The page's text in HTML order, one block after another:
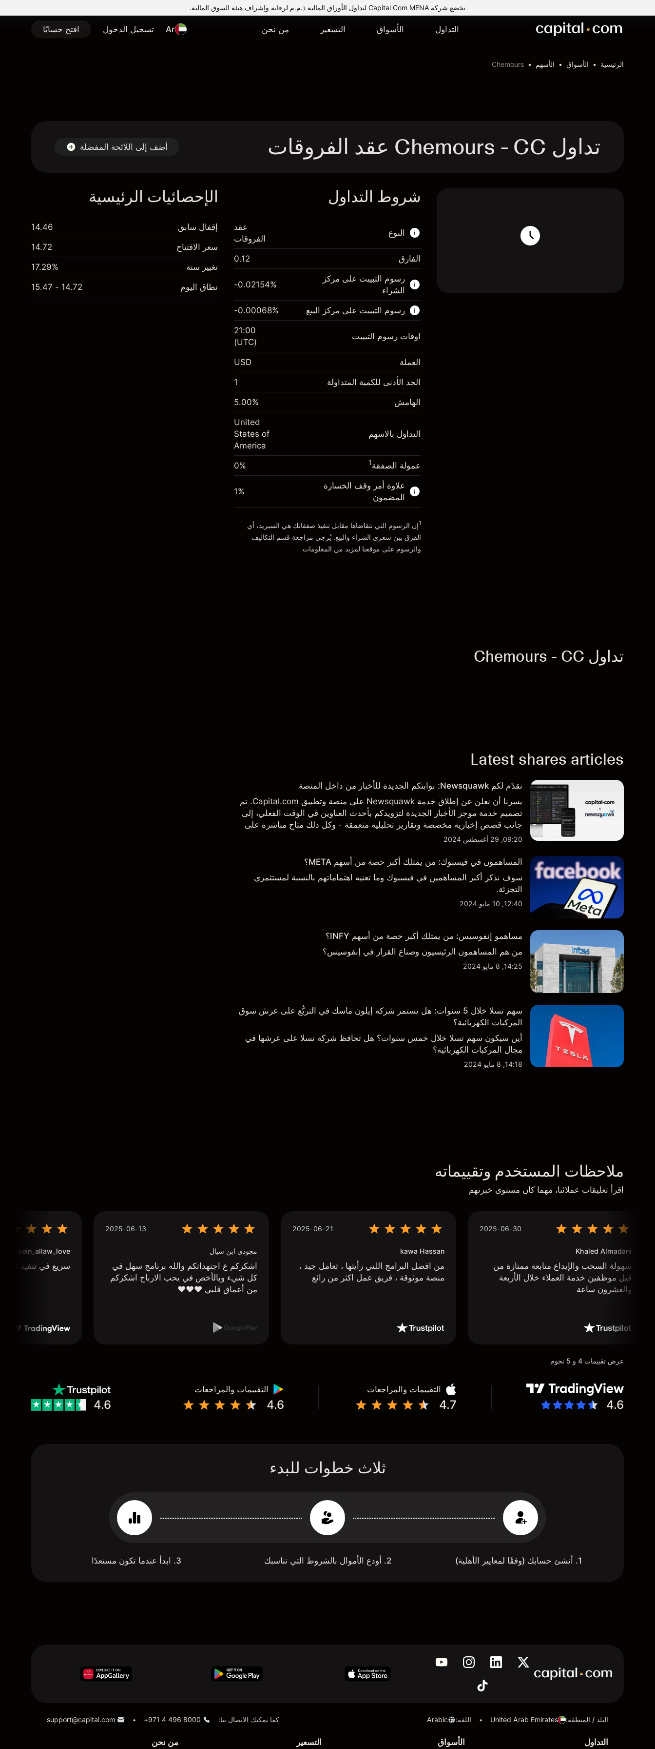
تخضع شركة Capital Com MENA لتداول الأوراق المالية ذ.م.م لرقابة وإشراف هيئة السوق المالية.
التداول الأسواق التسعير من نحن Ar تسجيل الدخول افتح حسابًا
الرئيسية الأسواق الأسهم Chemours
تداول Chemours - CC عقد الفروقات أضف إلى اللائحة المفضلة
شروط التداول
النوع
هذا السوق المالي متاح للتداول من خلال عقود
الفروقات.
اعرف المزيد عن:
عقود الفروقات
عقد
الفروقات
الفارق 0.12
رسوم التبييت على مركز
الشراء
$1,000.00
رسم المبيت
-0.02154
(-$4.31)
الذهاب إلى المنصة
-0.02154%
رسوم التبييت على مركز البيع
الهامش. استثمارك $1,000.00
رسم المبيت
-0.000682
(-$0.14)
حجم التداول مع الرافعة المالية ~ $
الذهاب إلى المنصة
-0.00068%
اوقات رسوم التبييت
21:00
(UTC)
العملة USD
الحد الأدنى للكمية المتداولة 1
الهامش 5.00%
التداول بالاسهم
United
States of
America
عمولة الصفقة1
0%
علاوة أمر وقف الخسارة
المضمون
1%
1إن الرسوم التي نتقاضاها مقابل تنفيذ صفقاتك هي السبريد، أي
الفرق بين سعري الشراء والبيع. يُرجى مراجعة قسم التكاليف
والرسوم على موقعنا لمزيد من المعلومات
الإحصائيات الرئيسية
إقفال سابق 14.46
سعر الافتتاح 14.72
تغيير سنة 17.29%
نطاق اليوم 14.72 - 15.47
تداول Chemours - CC
Latest shares articles
نقدّم لكم Newsquawk: بوابتكم الجديدة للأخبار من داخل المنصة
يسرنا أن نعلن عن إطلاق خدمة Newsquawk على منصة وتطبيق Capital.com. تم
تصميم خدمة موجز الأخبار الجديدة لتزويدكم بأحدث العناوين في الوقت الفعلي، إلى
جانب قصص إخبارية مخصصة وتقارير تحليلية متعمقة - وكل ذلك متاح مباشرة على
المنصة والتطبيق، أينما تحتاجها بالضبط.
09:20, 29 أغسطس 2024
المساهمون في فيسبوك: من يمتلك أكبر حصة من أسهم META؟
سوف نذكر أكبر المساهمين في فيسبوك وما تعنيه اهتماماتهم بالنسبة لمستثمري
التجزئة.
12:40, 10 مايو 2024
مساهمو إنفوسيس: من يمتلك أكبر حصة من أسهم INFY؟
من هم المساهمون الرئيسيون وصناع القرار في إنفوسيس؟
14:25, 8 مايو 2024
سهم تسلا خلال 5 سنوات: هل تستمر شركة إيلون ماسك في التربُّع على عرش سوق
المركبات الكهربائية؟
أين سيكون سهم تسلا خلال خمس سنوات؟ هل تحافظ شركة تسلا على عرشها في
مجال المركبات الكهربائية؟
14:18, 8 مايو 2024
ملاحظات المستخدم وتقييماته
اقرأ تعليقات عملائنا، مهما كان مستوى خبرتهم
2025-06-30
Khaled Almadani
سهولة السحب والإيداع متابعة ممتازة من
قبل موظفين خدمة العملاء خلال الأربعة
والعشرون ساعة
2025-06-21
kawa Hassan
من افضل البرامج اللتي رأيتها ، تعامل جيد ،
منصة موثوقة ، فريق عمل اكثر من رائع
2025-06-13
مجودي ابن سيال
اشكركم ع اجتهداتكم والله برنامج سهل في
كل شيء وبالأخص في يحب الارباح اشكركم
من أعماق قلبي ❤️❤️❤️
houssein_allaw_love
سريع في تنفيذ
عرض تقييمات 4 و 5 نجوم
4.6
التقييمات والمراجعات
4.7
التقييمات والمراجعات
4.6
4.6
ثلاث خطوات للبدء
1. أنشئ حسابك (وفقًا لمعايير الأهلية) 2. أودع الأموال بالشروط التي تناسبك 3. ابدأ عندما تكون مستعدًا
البلد / المنطقة:
United Arab Emirates
• اللغة:
Arabic كما يمكنك الاتصال بنا: +971 4 496 8000
•
support@capital.com
التداول الأسواق التسعير من نحن